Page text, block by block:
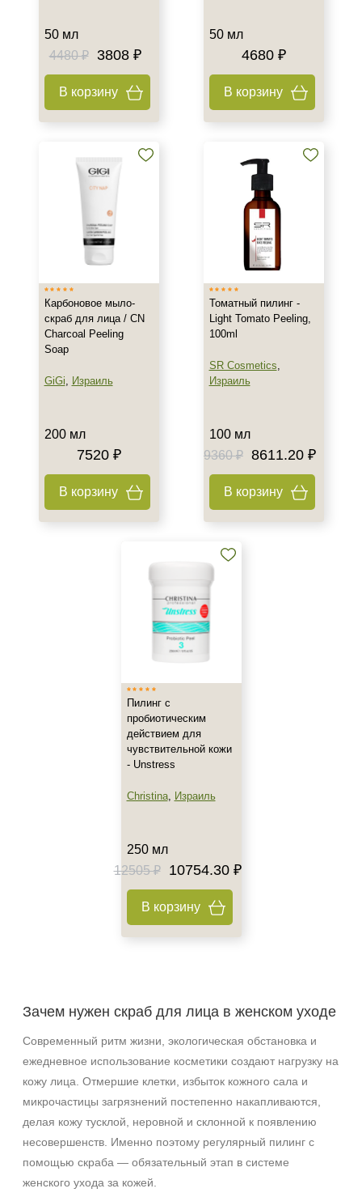
50 мл
4480 ₽
3808 ₽
В корзину
50 мл
4680 ₽
В корзину
Карбоновое мыло-
скраб для лица / CN
Charcoal Peeling
Soap
GiGi, Израиль
200 мл
7520 ₽
В корзину
Томатный пилинг -
Light Tomato Peeling,
100ml
SR Cosmetics,
Израиль
100 мл
9360 ₽ 8611.20 ₽
В корзину
Пилинг с
пробиотическим
действием для
чувствительной кожи
- Unstress
Christina, Израиль
250 мл
12505 ₽
10754.30 ₽
В корзину
Зачем нужен скраб для лица в женском уходе
Современный ритм жизни, экологическая обстановка и
ежедневное использование косметики создают нагрузку на
кожу лица. Отмершие клетки, избыток кожного сала и
микрочастицы загрязнений постепенно накапливаются,
делая кожу тусклой, неровной и склонной к появлению
несовершенств. Именно поэтому регулярный пилинг с
помощью скраба — обязательный этап в системе
женского ухода за кожей.